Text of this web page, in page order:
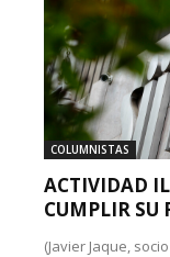
COLUMNISTAS
ACTIVIDAD
CUMPLIR SU
(Javier Jaque,